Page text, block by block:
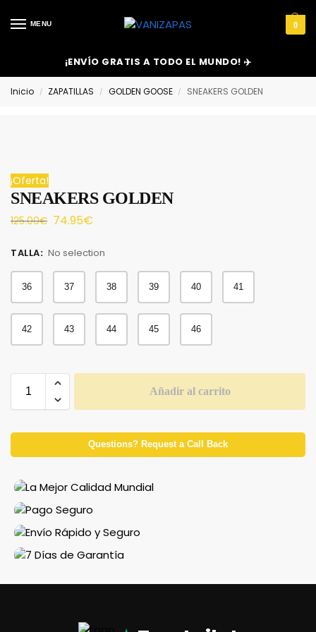
MENU 0
¡ENVÍO GRATIS A TODO EL MUNDO! ✈️
Inicio / ZAPATILLAS / GOLDEN GOOSE / SNEAKERS GOLDEN
¡Oferta!
SNEAKERS GOLDEN
125.00€ 74.95€
TALLA: No selection
36 37 38 39 40 41
42 43 44 45 46
Añadir al carrito
Questions? Request a Call Back